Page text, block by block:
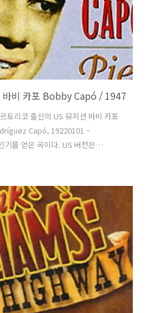
비 카포 Bobby Capó / 1947
리코 출신의 US 뮤지션 바비 카포
Capó, 19220101 ~
를 얻은 곡이다. US 버전은
(Nat King Cole)의 버전으로 왕가위
영화 에 사용되었다. 심수봉 등이 번
파레스(Osvaldo Farrés,
다. 오스발도는 쿠바의 영..